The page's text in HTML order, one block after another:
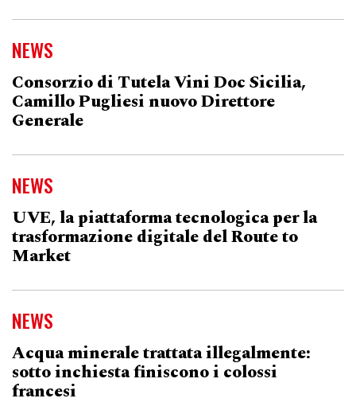
NEWS
Consorzio di Tutela Vini Doc Sicilia,
Camillo Pugliesi nuovo Direttore
Generale
NEWS
UVE, la piattaforma tecnologica per la
trasformazione digitale del Route to
Market
NEWS
Acqua minerale trattata illegalmente:
sotto inchiesta finiscono i colossi
francesi